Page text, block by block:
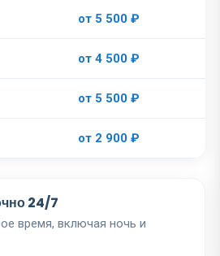
от 5 500 ₽
от 4 500 ₽
от 5 500 ₽
от 2 900 ₽
24/7
время, включая ночь и